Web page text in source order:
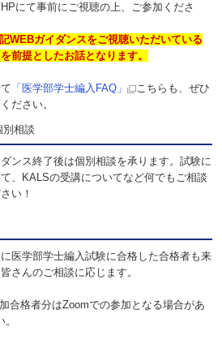
にて事前にご視聴の上、ご参加くださ
WEBガイダンスをご視聴いただいている
前提としたお話となります。
「医学部学士編入FAQ」
こちらも、ぜひ
ださい。
別相談
ンス終了後は個別相談を承ります。試験に
、KALSの受講についてなど何でもご相談
い！
医学部学士編入試験に合格した合格者も来
さんのご相談に応じます。
合格者分はZoomでの参加となる場合があ